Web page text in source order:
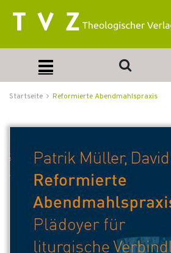
Startseite Reformierte Abendmahlspraxis